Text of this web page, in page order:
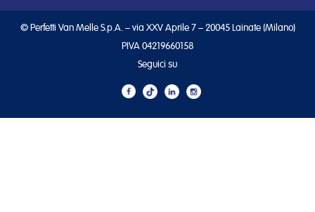
© Perfetti Van Melle S.p.A. – via XXV Aprile 7 – 20045 Lainate (Milano)
PIVA 04219660158
Seguici su